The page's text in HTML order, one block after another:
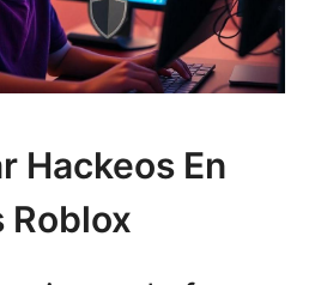
Hackeos En
Roblox